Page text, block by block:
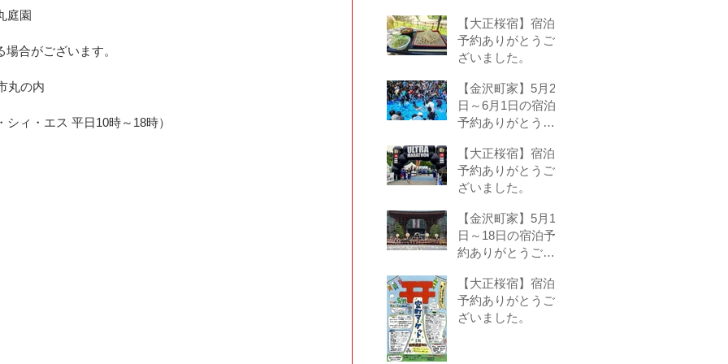
庭園
合がございます。
丸の内
ィ・エス 平日10時～18時）
【大正桜宿】宿泊
予約ありがとうご
ざいました。
【金沢町家】5月24
日～6月1日の宿泊
予約ありがとうご
【大正桜宿】宿泊
予約ありがとうご
ざいました。
【金沢町家】5月16
日～18日の宿泊予
約ありがとうござ
【大正桜宿】宿泊
予約ありがとうご
ざいました。